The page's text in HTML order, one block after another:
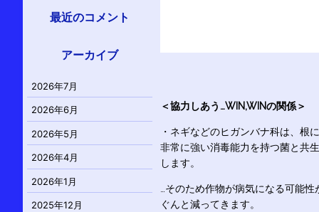
＜協力しあう…WIN,WINの関係＞
・ネギなどのヒガンバナ科は、根に
非常に強い消毒能力を持つ菌と共生
します。
…そのため作物が病気になる可能性
ぐんと減ってきます。
最近のコメント
アーカイブ
2026年7月
2026年6月
2026年5月
2026年4月
2026年1月
2025年12月